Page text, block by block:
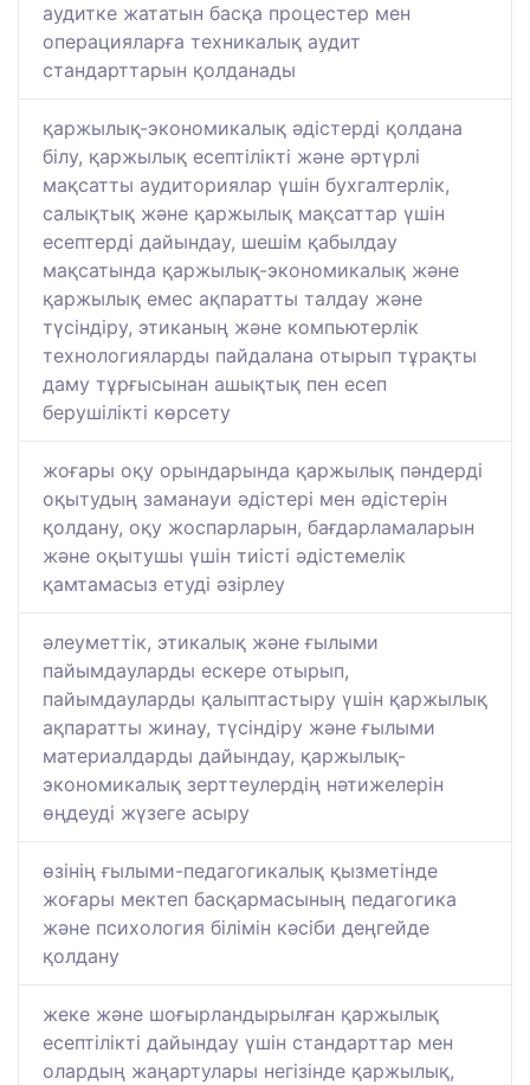
аудитке жататын басқа процестер мен
операцияларға техникалық аудит
стандарттарын қолданады
қаржылық-экономикалық әдістерді қолдана
білу, қаржылық есептілікті және әртүрлі
мақсатты аудиториялар үшін бухгалтерлік,
салықтық және қаржылық мақсаттар үшін
есептерді дайындау, шешім қабылдау
мақсатында қаржылық-экономикалық және
қаржылық емес ақпаратты талдау және
түсіндіру, этиканың және компьютерлік
технологияларды пайдалана отырып тұрақты
даму тұрғысынан ашықтық пен есеп
берушілікті көрсету
жоғары оқу орындарында қаржылық пәндерді
оқытудың заманауи әдістері мен әдістерін
қолдану, оқу жоспарларын, бағдарламаларын
және оқытушы үшін тиісті әдістемелік
қамтамасыз етуді әзірлеу
әлеуметтік, этикалық және ғылыми
пайымдауларды ескере отырып,
пайымдауларды қалыптастыру үшін қаржылық
ақпаратты жинау, түсіндіру және ғылыми
материалдарды дайындау, қаржылық-
экономикалық зерттеулердің нәтижелерін
өңдеуді жүзеге асыру
өзінің ғылыми-педагогикалық қызметінде
жоғары мектеп басқармасының педагогика
және психология білімін кәсіби деңгейде
қолдану
жеке және шоғырландырылған қаржылық
есептілікті дайындау үшін стандарттар мен
олардың жаңартулары негізінде қаржылық,